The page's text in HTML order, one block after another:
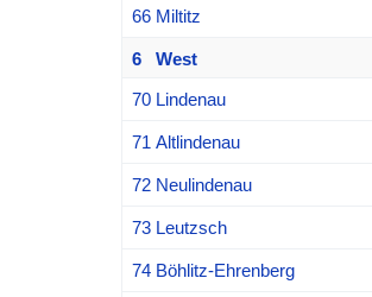
66 Miltitz
6 West
70 Lindenau
71 Altlindenau
72 Neulindenau
73 Leutzsch
74 Böhlitz-Ehrenberg